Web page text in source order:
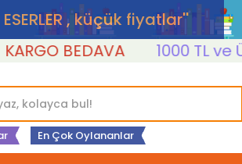
ESERLER , küçük fiyatlar''
BEDAVA 1000 TL ve ÜZERİ
En Çok Oylananlar